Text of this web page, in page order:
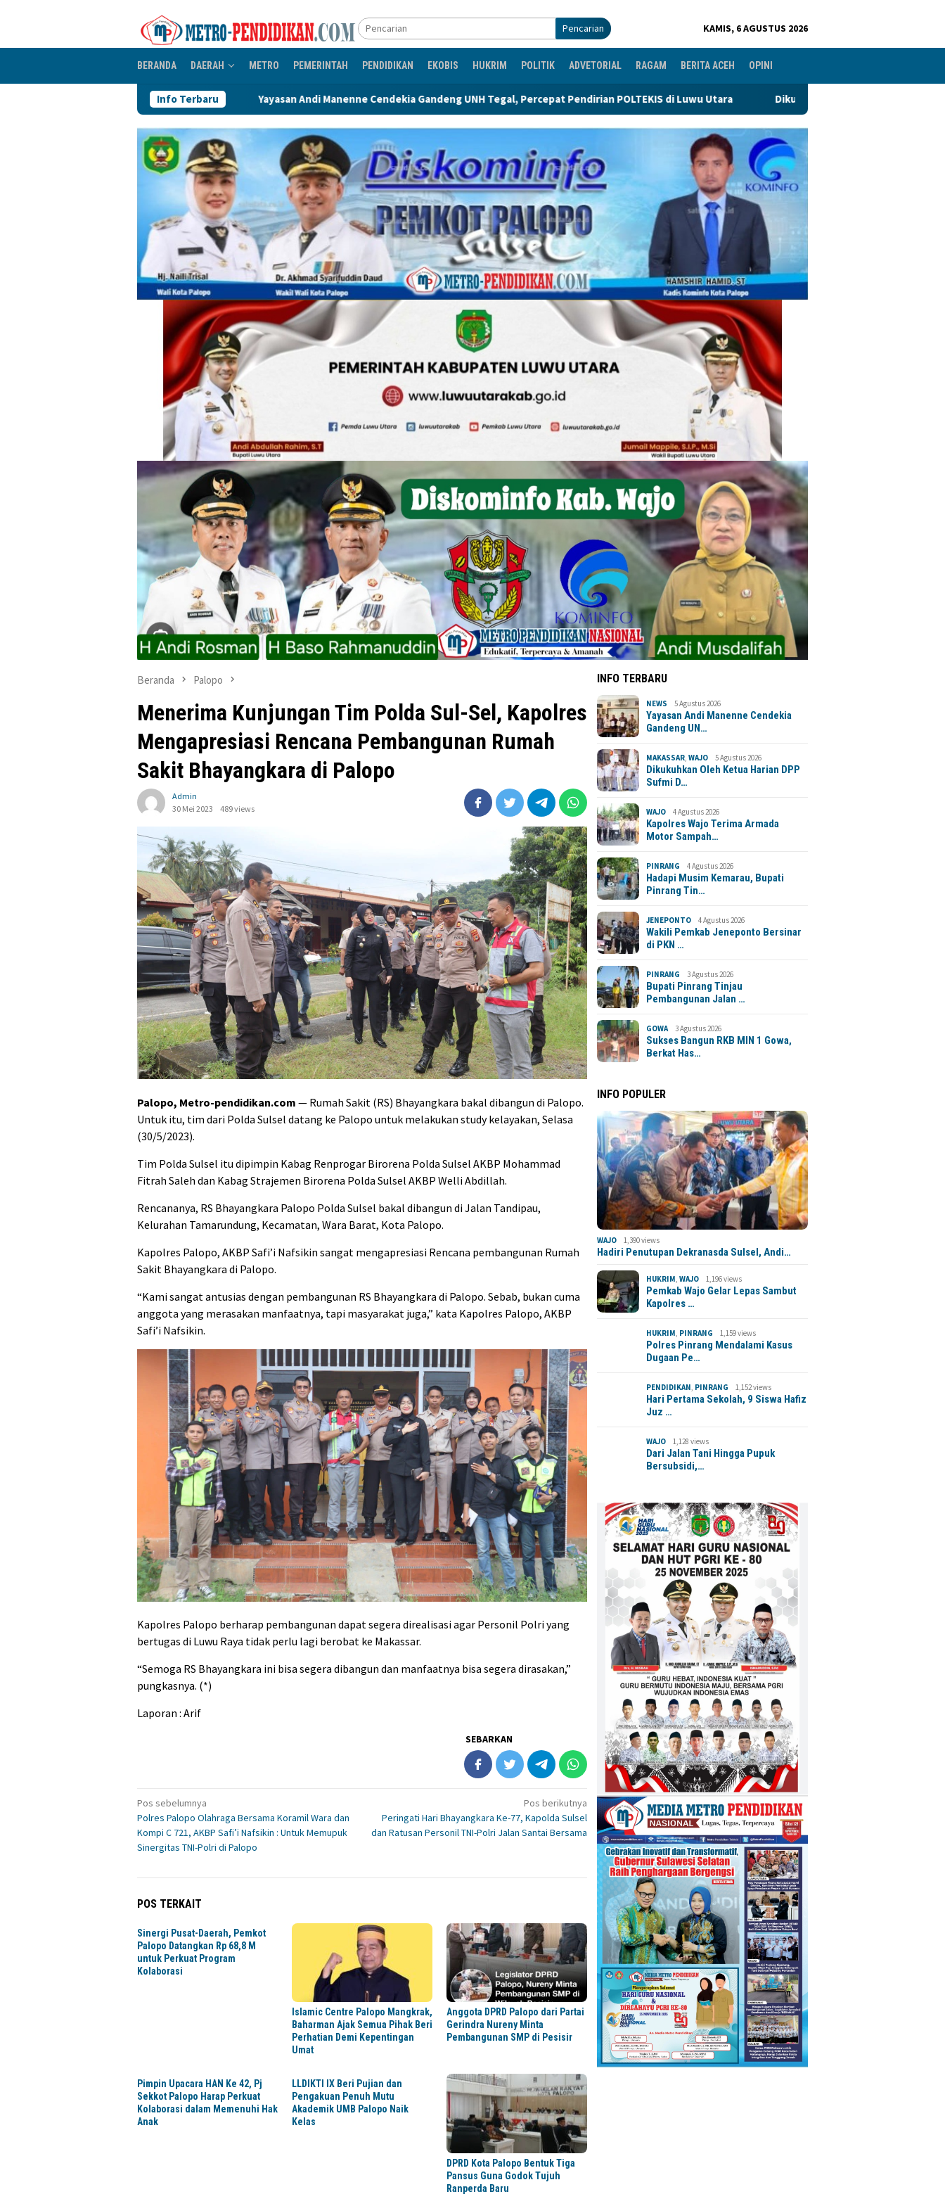
Pencarian KAMIS, 6 AGUSTUS 2026
BERANDA DAERAH METRO PEMERINTAH PENDIDIKAN EKOBIS HUKRIM POLITIK ADVETORIAL RAGAM BERITA ACEH OPINI
Info Terbaru
Yayasan Andi Manenne Cendekia Gandeng UNH Tegal, Percepat Pendirian POLTEKIS di Luwu Utara Dikukuhkan Oleh Ketua Harian DPP Sufmi Dasco, Bupati H
Beranda Palopo
Menerima Kunjungan Tim Polda Sul-Sel, Kapolres
Mengapresiasi Rencana Pembangunan Rumah
Sakit Bhayangkara di Palopo
Admin
30 Mei 2023
489 views
Palopo, Metro-pendidikan.com — Rumah Sakit (RS) Bhayangkara bakal dibangun di Palopo.
Untuk itu, tim dari Polda Sulsel datang ke Palopo untuk melakukan study kelayakan, Selasa
(30/5/2023).
Tim Polda Sulsel itu dipimpin Kabag Renprogar Birorena Polda Sulsel AKBP Mohammad
Fitrah Saleh dan Kabag Strajemen Birorena Polda Sulsel AKBP Welli Abdillah.
Rencananya, RS Bhayangkara Palopo Polda Sulsel bakal dibangun di Jalan Tandipau,
Kelurahan Tamarundung, Kecamatan, Wara Barat, Kota Palopo.
Kapolres Palopo, AKBP Safi’i Nafsikin sangat mengapresiasi Rencana pembangunan Rumah
Sakit Bhayangkara di Palopo.
“Kami sangat antusias dengan pembangunan RS Bhayangkara di Palopo. Sebab, bukan cuma
anggota yang merasakan manfaatnya, tapi masyarakat juga,” kata Kapolres Palopo, AKBP
Safi’i Nafsikin.
Kapolres Palopo berharap pembangunan dapat segera direalisasi agar Personil Polri yang
bertugas di Luwu Raya tidak perlu lagi berobat ke Makassar.
“Semoga RS Bhayangkara ini bisa segera dibangun dan manfaatnya bisa segera dirasakan,”
pungkasnya. (*)
Laporan : Arif
SEBARKAN
Navigasi
pos
Pos sebelumnya
Polres Palopo Olahraga Bersama Koramil Wara dan
Kompi C 721, AKBP Safi’i Nafsikin : Untuk Memupuk
Sinergitas TNI-Polri di Palopo
Pos berikutnya
Peringati Hari Bhayangkara Ke-77, Kapolda Sulsel
dan Ratusan Personil TNI-Polri Jalan Santai Bersama
POS TERKAIT
Sinergi Pusat-Daerah, Pemkot
Palopo Datangkan Rp 68,8 M
untuk Perkuat Program
Kolaborasi
Islamic Centre Palopo Mangkrak,
Baharman Ajak Semua Pihak Beri
Perhatian Demi Kepentingan
Umat
Anggota DPRD Palopo dari Partai
Gerindra Nureny Minta
Pembangunan SMP di Pesisir
Pimpin Upacara HAN Ke 42, Pj
Sekkot Palopo Harap Perkuat
Kolaborasi dalam Memenuhi Hak
Anak
LLDIKTI IX Beri Pujian dan
Pengakuan Penuh Mutu
Akademik UMB Palopo Naik
Kelas
DPRD Kota Palopo Bentuk Tiga
Pansus Guna Godok Tujuh
Ranperda Baru
INFO TERBARU
NEWS 5 Agustus 2026
Yayasan Andi Manenne Cendekia
Gandeng UN…
MAKASSAR ,WAJO 5 Agustus 2026
Dikukuhkan Oleh Ketua Harian DPP
Sufmi D…
WAJO 4 Agustus 2026
Kapolres Wajo Terima Armada
Motor Sampah…
PINRANG 4 Agustus 2026
Hadapi Musim Kemarau, Bupati
Pinrang Tin…
JENEPONTO 4 Agustus 2026
Wakili Pemkab Jeneponto Bersinar
di PKN …
PINRANG 3 Agustus 2026
Bupati Pinrang Tinjau
Pembangunan Jalan …
GOWA 3 Agustus 2026
Sukses Bangun RKB MIN 1 Gowa,
Berkat Has…
INFO POPULER
WAJO 1,390 views
Hadiri Penutupan Dekranasda Sulsel, Andi…
HUKRIM,WAJO 1,196 views
Pemkab Wajo Gelar Lepas Sambut
Kapolres …
HUKRIM, PINRANG 1,159 views
Polres Pinrang Mendalami Kasus
Dugaan Pe…
PENDIDIKAN, PINRANG 1,152 views
Hari Pertama Sekolah, 9 Siswa Hafiz
Juz …
WAJO 1,128 views
Dari Jalan Tani Hingga Pupuk
Bersubsidi,…